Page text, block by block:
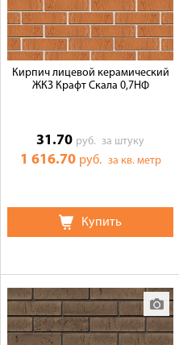
Кирпич лицевой керамический
ЖКЗ Крафт Скала 0,7НФ
31.70 руб.за штуку
1 616.70 руб. за кв. метр
Купить